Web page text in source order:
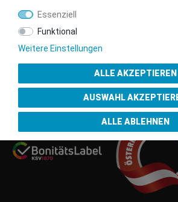
13.02.2024 14:55
Gütesiegel
Essenziell
Funktional
Weitere Einstellungen
ALLE AKZEPTIEREN
AUSWAHL
ALLE ABLEHNEN